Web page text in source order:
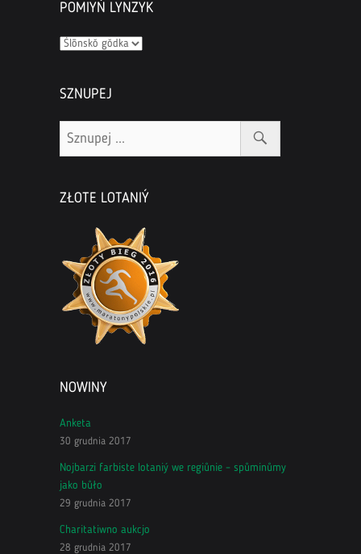
POMIYŃ LYNZYK
Pomiyń
SZNUPEJ
ZŁOTE LOTANIÝ
NOWINY
Anketa
30 grudnia 2017
Nojbarzi farbiste lotaniý we regiůnie – spůminůmy
jako bůło
29 grudnia 2017
Charitatiwno aukcjo
28 grudnia 2017